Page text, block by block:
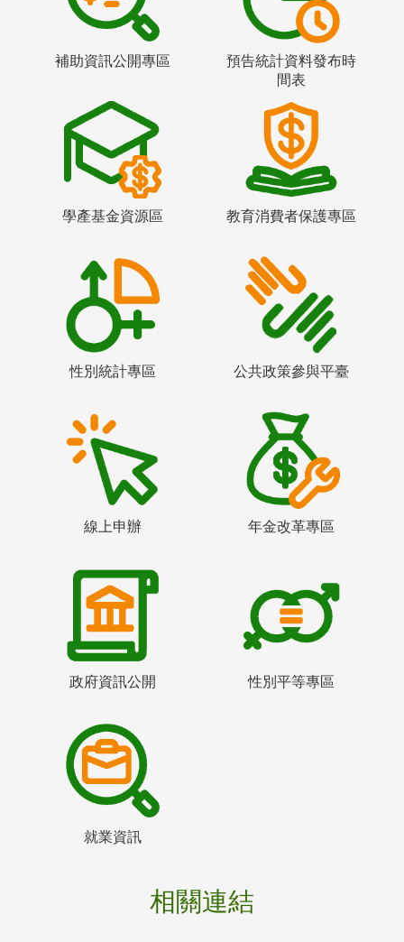
補助資訊公開專區
預告統計資料發布時
間表
學產基金資源區 教育消費者保護專區
性別統計專區 公共政策參與平臺
線上申辦 年金改革專區
政府資訊公開 性別平等專區
就業資訊
相關連結